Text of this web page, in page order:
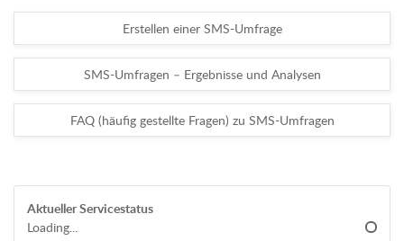
Erstellen einer SMS-Umfrage
SMS-Umfragen – Ergebnisse und Analysen
FAQ (häufig gestellte Fragen) zu SMS-Umfragen
Aktueller Servicestatus
Loading...